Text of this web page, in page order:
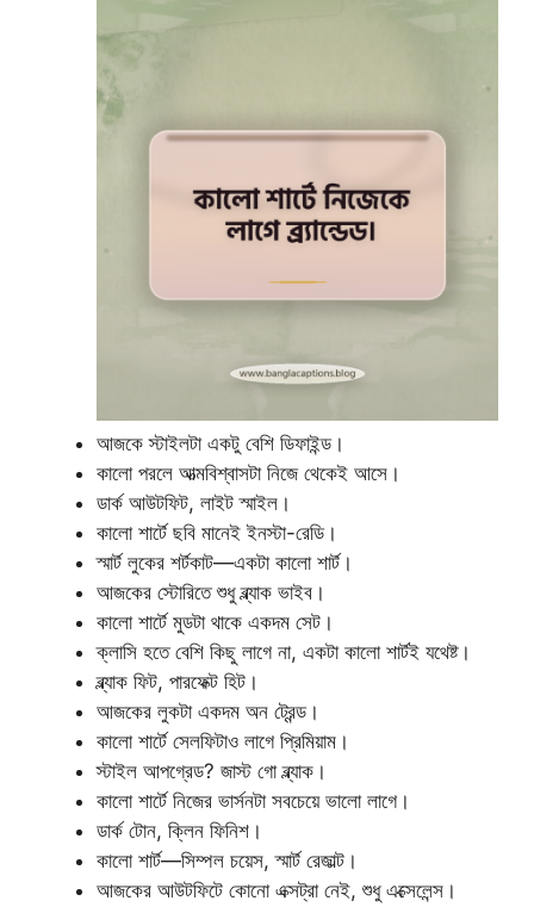
আজকে স্টাইলটা একটু বেশি ডিফাইন্ড।
কালো পরলে আত্মবিশ্বাসটা নিজে থেকেই আসে।
ডার্ক আউটফিট, লাইট স্মাইল।
কালো শার্টে ছবি মানেই ইনস্টা-রেডি।
স্মার্ট লুকের শর্টকাট—একটা কালো শার্ট।
আজকের স্টোরিতে শুধু ব্ল্যাক ভাইব।
কালো শার্টে মুডটা থাকে একদম সেট।
ক্লাসি হতে বেশি কিছু লাগে না, একটা কালো শার্টই যথেষ্ট।
ব্ল্যাক ফিট, পারফেক্ট হিট।
আজকের লুকটা একদম অন ট্রেন্ড।
কালো শার্টে সেলফিটাও লাগে প্রিমিয়াম।
স্টাইল আপগ্রেড? জাস্ট গো ব্ল্যাক।
কালো শার্টে নিজের ভার্সনটা সবচেয়ে ভালো লাগে।
ডার্ক টোন, ক্লিন ফিনিশ।
কালো শার্ট—সিম্পল চয়েস, স্মার্ট রেজাল্ট।
আজকের আউটফিটে কোনো এক্সট্রা নেই, শুধু এক্সেলেন্স।